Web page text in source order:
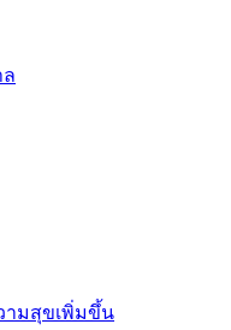
ามสุขเพิ่มขึ้น